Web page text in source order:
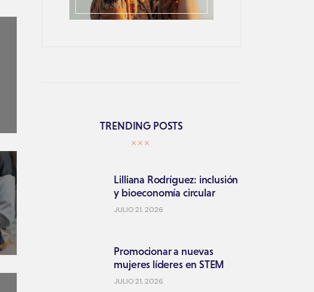
TRENDING POSTS
Lilliana Rodríguez: inclusión
y bioeconomía circular
JULIO 21, 2026
Promocionar a nuevas
mujeres líderes en STEM
JULIO 21, 2026